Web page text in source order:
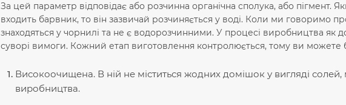
За цей параметр відповідає або розчинна органічна сполука, або пігмент.
входить барвник, то він зазвичай розчиняється у воді. Коли ми говоримо
знаходяться у чорнилі та не є водорозчинними. У процесі виробництва як
суворі вимоги. Кожний етап виготовлення контролюється, тому ви можете
Високоочищена. В ній не міститься жодних домішок у вигляді
виробництва.